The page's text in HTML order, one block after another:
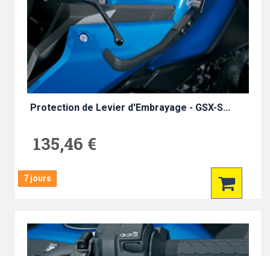
Protection de Levier d'Embrayage - GSX-S...
135,46 €
7 jours